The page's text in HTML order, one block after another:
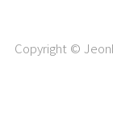
Copyright ©